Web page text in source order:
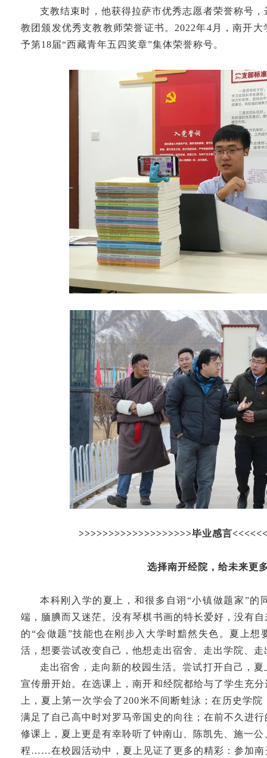
支教结束时，他获得拉萨市优秀志愿者荣誉称号
教团颁发优秀支教教师荣誉证书。2022年4月，南开
予第18届“西藏青年五四奖章”集体荣誉称号。
>>>>>>>>>>>>>>>>>>>毕业感言
选择南开经院，给未来更
本科刚入学的夏上，和很多自诩“小镇做题家”的
端，腼腆而又迷茫。没有琴棋书画的特长爱好，没有
的“会做题”技能也在刚步入大学时黯然失色。夏上想
活，想要尝试改变自己，他想走出宿舍、走出学院、走
走出宿舍，走向新的校园生活。尝试打开自己，
宣传册开始。在选课上，南开和经院都给与了学生充
上，夏上第一次学会了200米不间断蛙泳；在历史学
满足了自己高中时对罗马帝国史的向往；在前不久进
修课上，夏上更是有幸聆听了钟南山、陈凯先、施一
程……在校园活动中，夏上见证了更多的精彩：参加南